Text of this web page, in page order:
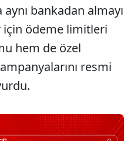
aynı bankadan almayı
ödeme limitleri
hem de özel
resmi